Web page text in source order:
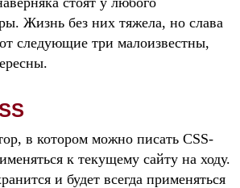
Жизнь без них тяжела, но слава
следующие три малоизвестны,
в котором можно писать CSS-
к текущему сайту на ходу.
и будет всегда применяться